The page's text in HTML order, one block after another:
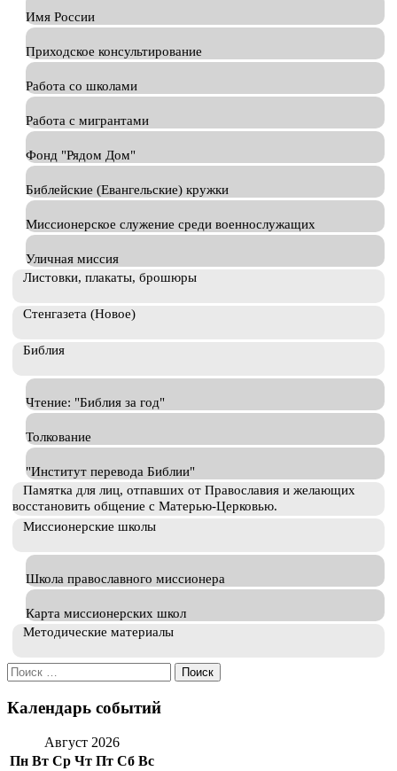
Имя России
Приходское консультирование
Работа со школами
Работа с мигрантами
Фонд "Рядом Дом"
Библейские (Евангельские) кружки
Миссионерское служение среди военнослужащих
Уличная миссия
Листовки, плакаты, брошюры
Стенгазета (Новое)
Библия
Чтение: "Библия за год"
Толкование
"Институт перевода Библии"
Памятка для лиц, отпавших от Православия и желающих
восстановить общение с Матерью-Церковью.
Миссионерские школы
Школа православного миссионера
Карта миссионерских школ
Методические материалы
Искать:
Календарь событий
Август 2026
Пн Вт Ср Чт Пт Сб Вс